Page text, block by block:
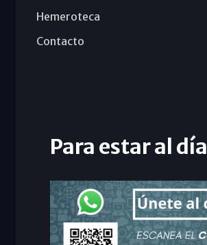
Hemeroteca
Contacto
Para estar al día